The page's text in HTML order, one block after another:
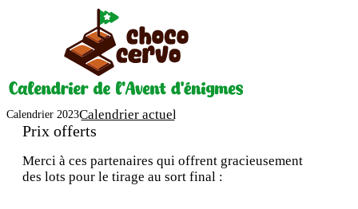
Calendrier 2023Calendrier actuel
Prix offerts
Merci à ces partenaires qui offrent gracieusement
des lots pour le tirage au sort final :